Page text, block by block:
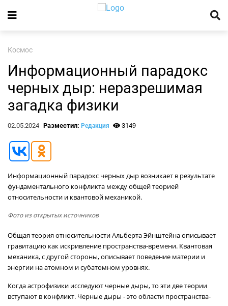
Космос
Информационный парадокс
черных дыр: неразрешимая
загадка физики
02.05.2024 Разместил: Редакция 3149
Информационный парадокс черных дыр возникает в результате
фундаментального конфликта между общей теорией
относительности и квантовой механикой.
Фото из открытых источников
Общая теория относительности Альберта Эйнштейна описывает
гравитацию как искривление пространства-времени. Квантовая
механика, с другой стороны, описывает поведение материи и
энергии на атомном и субатомном уровнях.
Когда астрофизики исследуют черные дыры, то эти две теории
вступают в конфликт. Черные дыры - это области пространства-